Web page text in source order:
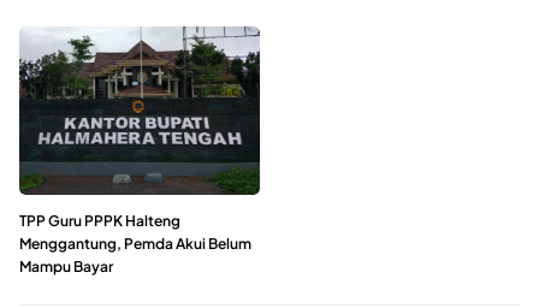
TPP Guru PPPK Halteng
Menggantung, Pemda Akui Belum
Mampu Bayar